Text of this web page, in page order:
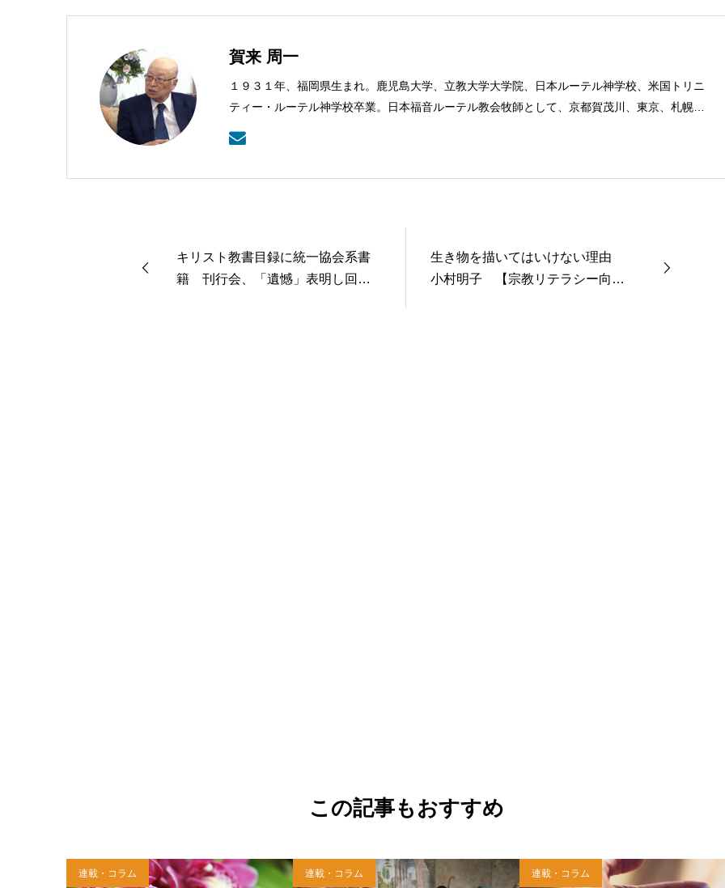
賀来 周一
１９３１年、福岡県生まれ。鹿児島大学、立教大学大学院、日本ルーテル神学校、米国トリニ
ティー・ルーテル神学校卒業。日本福音ルーテル教会牧師として、京都賀茂川、東京、札幌、
武蔵野教会を牧会。その後、ルーテル学院大学教授を経て、現在、キリスト教カウンセリング
センター理事長。
キリスト教書目録に統一協会系書
籍 刊行会、「遺憾」表明し回収
生き物を描いてはいけない理由
小村明子 【宗教リテラシー向上
この記事もおすすめ
連載・コラム 連載・コラム 連載・コラム